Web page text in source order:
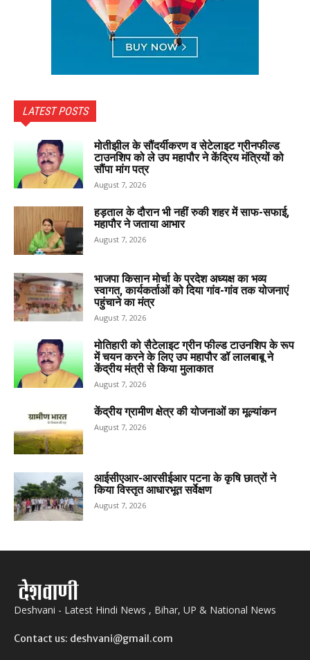
LATEST POSTS
मोतीझील के सौंदर्यीकरण व सेटेलाइट ग्रीनफील्ड
टाउनशिप को ले उप महापौर ने केंद्रिय मंत्रियों को
सौंपा मांग पत्र
August 7, 2026
हड़ताल के दौरान भी नहीं रुकी शहर में साफ-सफाई,
महापौर ने जताया आभार
August 7, 2026
भाजपा किसान मोर्चा के प्रदेश अध्यक्ष का भव्य
स्वागत, कार्यकर्ताओं को दिया गांव-गांव तक योजनाएं
पहुंचाने का मंत्र
August 7, 2026
मोतिहारी को सैटेलाइट ग्रीन फील्ड टाउनशिप के रूप
में चयन करने के लिए उप महापौर डॉ लालबाबू ने
केंद्रीय मंत्री से किया मुलाकात
August 7, 2026
केंद्रीय ग्रामीण क्षेत्र की योजनाओं का मूल्यांकन
August 7, 2026
आईसीएआर-आरसीईआर पटना के कृषि छात्रों ने
किया विस्तृत आधारभूत सर्वेक्षण
August 7, 2026
Deshvani - Latest Hindi News , Bihar, UP & National News
Contact us: deshvani@gmail.com